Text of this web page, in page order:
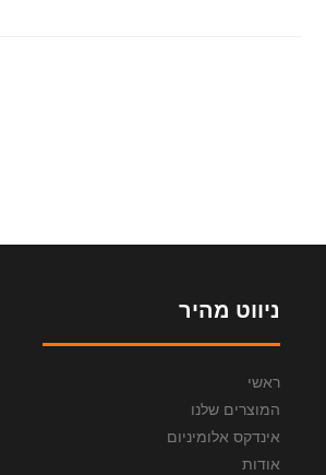
ניווט מהיר
ראשי
המוצרים שלנו
אינדקס אלומיניום
אודות